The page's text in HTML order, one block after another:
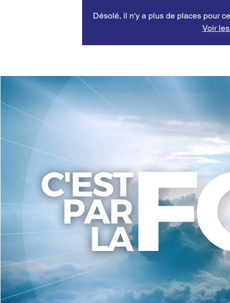
Désolé, il n'y a plus de places pour
Voir